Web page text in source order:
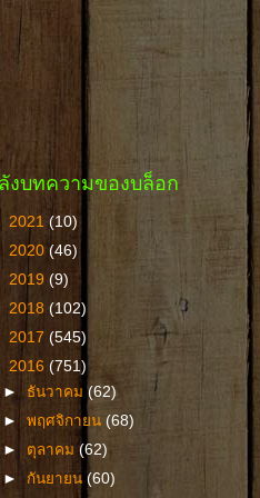
งบทความของบล็อก
2021 (10)
2020 (46)
2019 (9)
2018 (102)
2017 (545)
2016 (751)
► ธันวาคม(62)
►พฤศจิกายน(68)
► ตุลาคม(62)
► กันยายน(60)